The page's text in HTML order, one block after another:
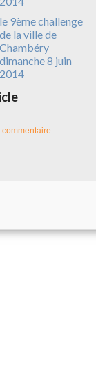
le 9ème challenge
de la ville de
Chambéry
dimanche 8 juin
2014